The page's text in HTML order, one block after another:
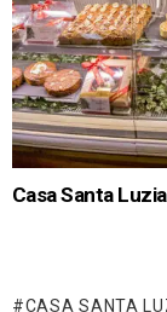
Casa Santa
CASA SANTA